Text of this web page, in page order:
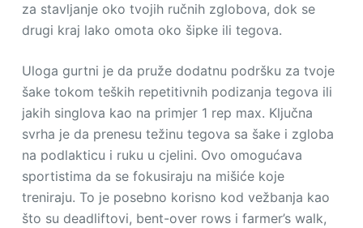
za stavljanje oko tvojih ručnih zglobova, dok se
drugi kraj lako omota oko šipke ili tegova.
Uloga gurtni je da pruže dodatnu podršku za tvoje
šake tokom teških repetitivnih podizanja tegova ili
jakih singlova kao na primjer 1 rep max. Ključna
svrha je da prenesu težinu tegova sa šake i zgloba
na podlakticu i ruku u cjelini. Ovo omogućava
sportistima da se fokusiraju na mišiće koje
treniraju. To je posebno korisno kod vežbanja kao
što su deadliftovi, bent-over rows i farmer’s walk,